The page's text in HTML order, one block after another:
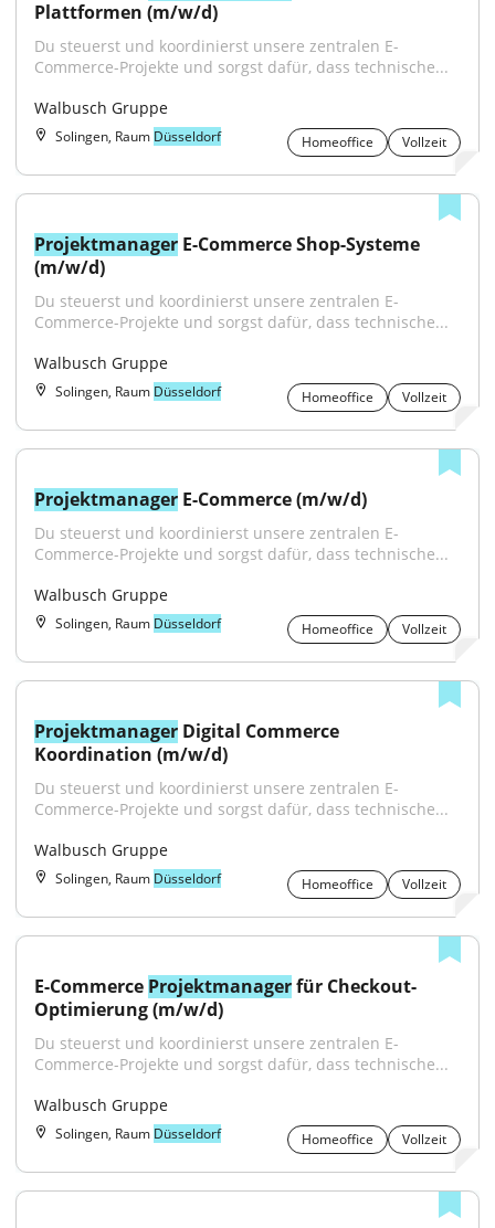
Plattformen (m/w/d)
Du steuerst und koordinierst unsere zentralen E-
Commerce-Projekte und sorgst dafür, dass technische...
Walbusch Gruppe
Solingen, Raum Düsseldorf Homeoffice Vollzeit
Projektmanager E-Commerce Shop-Systeme
(m/w/d)
Du steuerst und koordinierst unsere zentralen E-
Commerce-Projekte und sorgst dafür, dass technische...
Walbusch Gruppe
Solingen, Raum Düsseldorf Homeoffice Vollzeit
Projektmanager E-Commerce (m/w/d)
Du steuerst und koordinierst unsere zentralen E-
Commerce-Projekte und sorgst dafür, dass technische...
Walbusch Gruppe
Solingen, Raum Düsseldorf Homeoffice Vollzeit
Projektmanager Digital Commerce
Koordination (m/w/d)
Du steuerst und koordinierst unsere zentralen E-
Commerce-Projekte und sorgst dafür, dass technische...
Walbusch Gruppe
Solingen, Raum Düsseldorf Homeoffice Vollzeit
E-Commerce Projektmanager für Checkout-
Optimierung (m/w/d)
Du steuerst und koordinierst unsere zentralen E-
Commerce-Projekte und sorgst dafür, dass technische...
Walbusch Gruppe
Solingen, Raum Düsseldorf Homeoffice Vollzeit